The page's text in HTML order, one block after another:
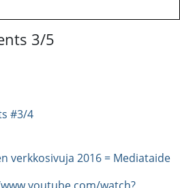
3/5
#3/4
verkkosivuja 2016 = Mediataide